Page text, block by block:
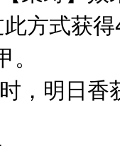
方式获
，明日香